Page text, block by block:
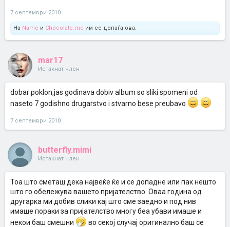
7 септември 2010
На Name и Chocolate.me им се допаѓа ова.
mar17
Истакнат член
dobar poklon,jas godinava dobiv album so sliki spomeni od
naseto 7 godishno drugarstvo i stvarno bese preubavo
7 септември 2010
butterfly.mimi
Истакнат член
Тоа што сметаш дека највеќе ќе и се допадне или пак нешто
што го обележува вашето пријателство. Оваа година од
другарка ми добив слики кај што сме заедно и под нив
имаше пораки за пријателство многу беа убави имаше и
некои баш смешни
во секој случај оригинално баш се